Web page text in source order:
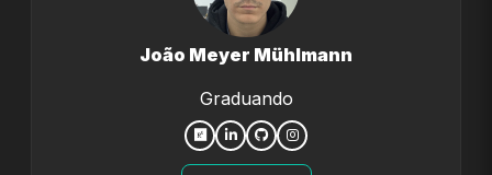
João Meyer Mühlmann
Graduando